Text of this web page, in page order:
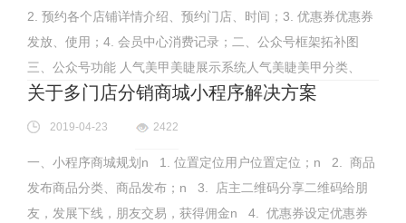
2. 预约各个店铺详情介绍、预约门店、时间；3. 优惠券优惠券
发放、使用；4. 会员中心消费记录；二、公众号框架拓补图
三、公众号功能 人气美甲美睫展示系统人气美睫美甲分类、
关于多门店分销商城小程序解决方案
2019-04-23 2422
一、小程序商城规划n 1. 位置定位用户位置定位；n 2. 商品
发布商品分类、商品发布；n 3. 店主二维码分享二维码给朋
友，发展下线，朋友交易，获得佣金n 4. 优惠券设定优惠券